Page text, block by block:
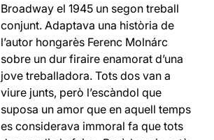
Broadway el 1945 un segon treball
conjunt. Adaptava una història de
l’autor hongarès Ferenc Molnárc
sobre un dur firaire enamorat d’una
jove treballadora. Tots dos van a
viure junts, però l’escàndol que
suposa un amor que en aquell temps
es considerava immoral fa que tots